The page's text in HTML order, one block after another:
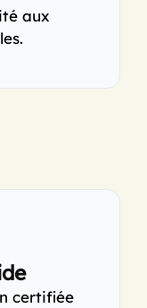
aux
certifiée